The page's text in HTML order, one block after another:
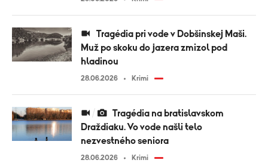
Muž po skoku do jazera zmizol pod
hladinou
28.06.2026 Krimi
Draždiaku. Vo vode našli telo
nezvestného seniora
28.06.2026 Krimi